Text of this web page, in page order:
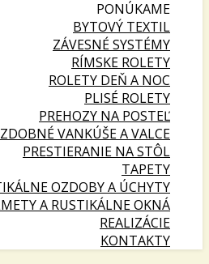
PONÚKAME
BYTOVÝ TEXTIL
ZÁVESNÉ SYSTÉMY
RÍMSKE ROLETY
ROLETY DEŇ A NOC
PLISÉ ROLETY
PREHOZY NA POSTEĽ
VANKÚŠE A VALCE
PRESTIERANIE NA STÔL
TAPETY
OZDOBY A ÚCHYTY
A RUSTIKÁLNE OKNÁ
REALIZÁCIE
KONTAKTY